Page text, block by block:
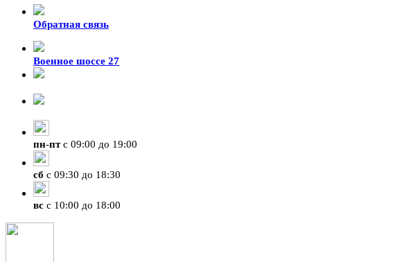
Обратная связь
Военное шоссе 27
пн-птс 09:00 до 19:00
сб с 09:30 до 18:30
вс с 10:00 до 18:00